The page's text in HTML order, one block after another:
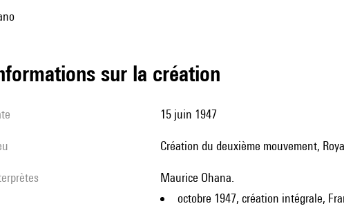
sur la création
15 juin 1947
création du deuxième mouvement,
Maurice Ohana.
octobre 1947, création intégrale,